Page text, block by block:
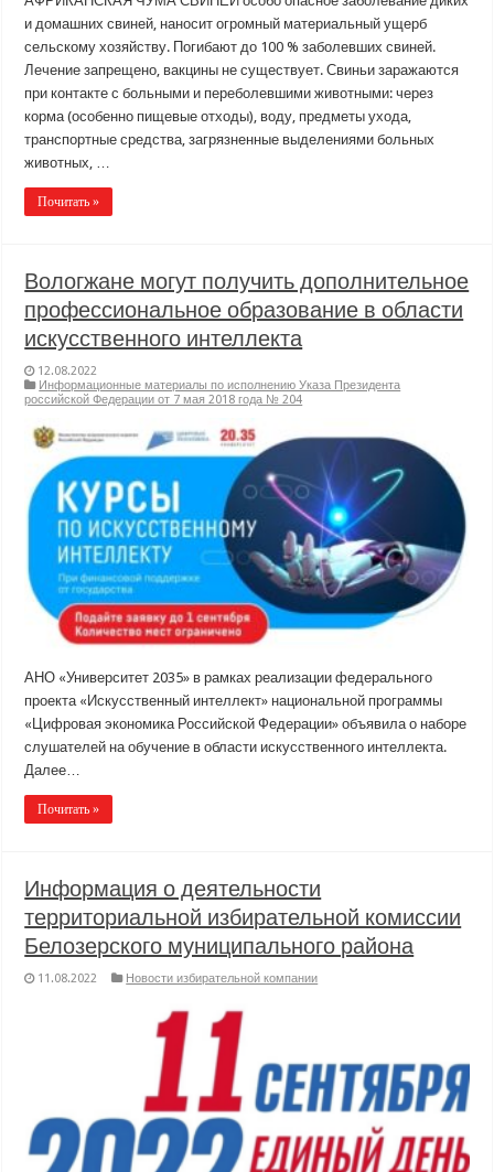
и домашних свиней, наносит огромный материальный ущерб
сельскому хозяйству. Погибают до 100 % заболевших свиней.
Лечение запрещено, вакцины не существует. Свиньи заражаются
при контакте с больными и переболевшими животными: через
корма (особенно пищевые отходы), воду, предметы ухода,
транспортные средства, загрязненные выделениями больных
животных, …
Почитать »
Вологжане могут получить дополнительное
профессиональное образование в области
искусственного интеллекта
12.08.2022
Информационные материалы по исполнению Указа Президента
российской Федерации от 7 мая 2018 года № 204
АНО «Университет 2035» в рамках реализации федерального
проекта «Искусственный интеллект» национальной программы
«Цифровая экономика Российской Федерации» объявила о наборе
слушателей на обучение в области искусственного интеллекта.
Далее…
Почитать »
Информация о деятельности
территориальной избирательной комиссии
Белозерского муниципального района
11.08.2022 Новости избирательной компании